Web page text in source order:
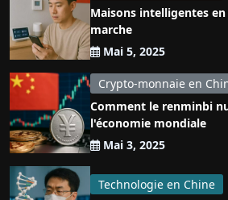
Maisons intelligentes
marche
Mai 5, 2025
Crypto-monnaie en
Comment le renminbi
l'économie mondiale
Mai 3, 2025
Technologie en Chine